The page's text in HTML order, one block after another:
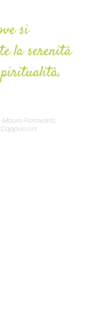
si
la serenità
Fioravanti,